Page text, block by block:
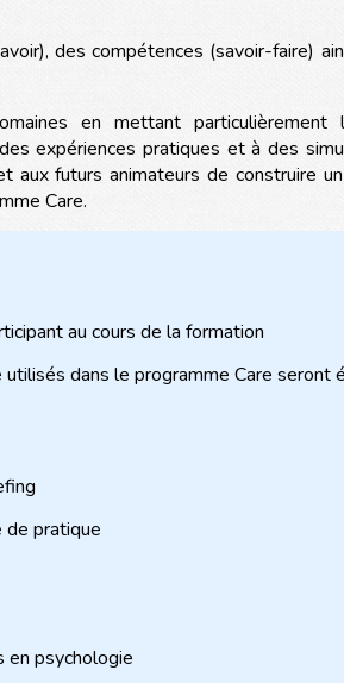
des compétences (savoir-faire)
en mettant particulièrement
expériences pratiques et à des
aux futurs animateurs de construire
Care.
au cours de la formation
utilisés dans le programme Care seront
de pratique
en psychologie